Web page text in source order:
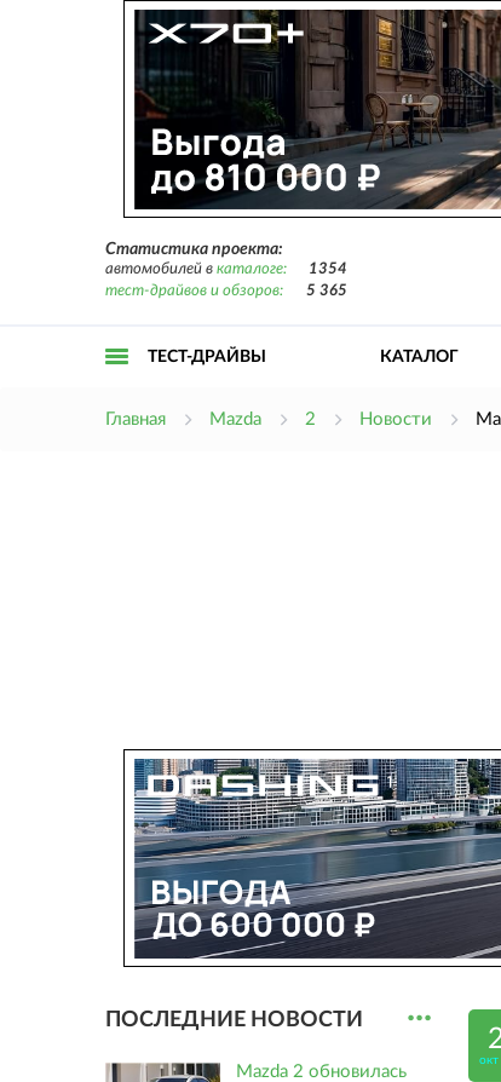
Статистика проекта:
автомобилей в каталоге:
1354
тест-драйвов и обзоров:
5 365
ТЕСТ-ДРАЙВЫ КАТАЛОГ
Главная Mazda 2 Новости
ПОСЛЕДНИЕ НОВОСТИ ...
Mazda 2 обновилась